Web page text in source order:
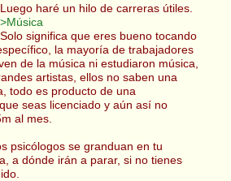
Luego haré un hilo de carreras útiles.
>Música
Solo significa que eres bueno tocando
la mayoría de trabajadores
de la música ni estudiaron música,
artistas, ellos no saben una
todo es producto de una
seas licenciado y aún así no
al mes.
psicólogos se granduan en tu
a dónde irán a parar, si no tienes